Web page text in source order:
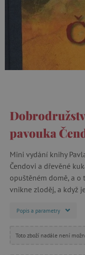
pavouka
Mini vydání knihy
Čendovi a dřevěné
opuštěném domě, a o
vnikne zloděj, a když
Popis a parametry
Toto zboží nadále není